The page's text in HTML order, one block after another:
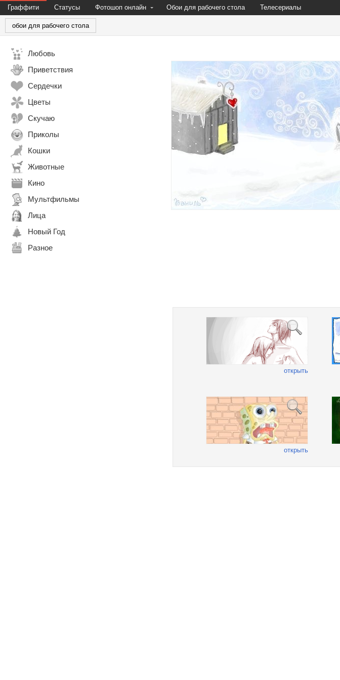
Граффити Статусы Фотошоп онлайн Обои для рабочего стола Телесериалы
обои для рабочего стола
Любовь
Приветствия
Сердечки
Цветы
Скучаю
Приколы
Кошки
Животные
Кино
Мультфильмы
Лица
Новый Год
Разное
открыть
открыть